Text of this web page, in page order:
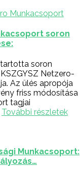
Munkacsoport
soron
soron
Netzero-
Az ülés apropója
friss módosítása
tagjai
További részletek
Munkacsoport: